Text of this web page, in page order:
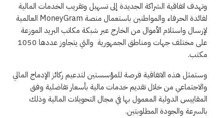
وتهدف اتفاقية الشراكة الجديدة إلى تسهيل وتقريب الخدمات المالية
لفائدة الحرفاء والمواطنين باستعمال منصة MoneyGram العالمية
لإرسال واستلام الأموال من الخارج عبر شبكة مكاتب البريد الموزعة
على مختلف جهات ومناطق الجمهورية والتي يتجاوز عددها 1050
مكتب.
وستمثل هذه الاتفاقية فرصة للمؤسستين لتدعيم ركائز الإدماج المالي
والاجتماعي من خلال تقديم خدمات مالية بأسعار تفاضلية وفق
المقاييس الدولية المعمول بها في مجال التحويلات المالية وذلك
بالسرعة والجودة المطلوبتين.